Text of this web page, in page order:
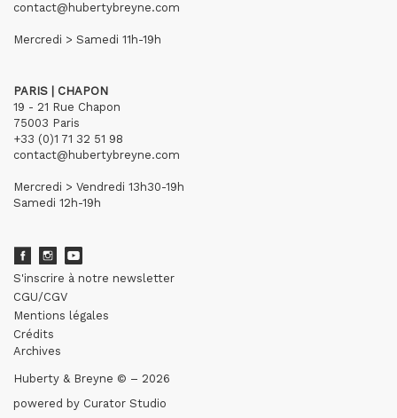
contact@hubertybreyne.com
Mercredi > Samedi 11h-19h
PARIS | CHAPON
19 - 21 Rue Chapon
75003 Paris
+33 (0)1 71 32 51 98
contact@hubertybreyne.com
Mercredi > Vendredi 13h30-19h
Samedi 12h-19h
S'inscrire à notre newsletter
CGU/CGV
Mentions légales
Crédits
Archives
Huberty & Breyne © – 2026
powered by Curator Studio